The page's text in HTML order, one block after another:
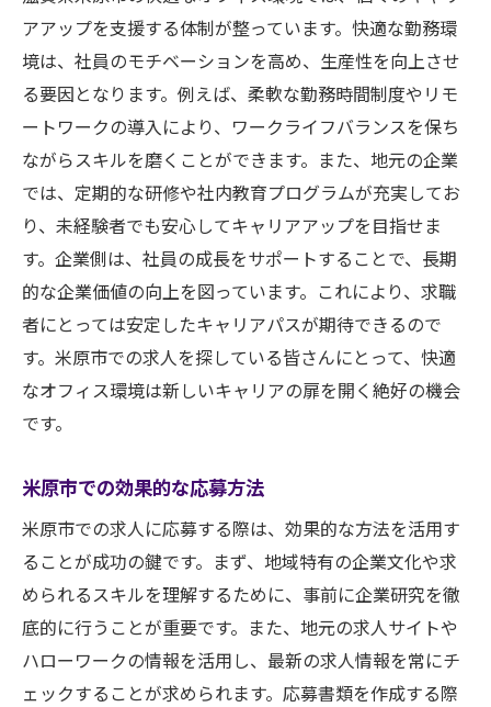
アアップを支援する体制が整っています。快適な勤務環
境は、社員のモチベーションを高め、生産性を向上させ
る要因となります。例えば、柔軟な勤務時間制度やリモ
ートワークの導入により、ワークライフバランスを保ち
ながらスキルを磨くことができます。また、地元の企業
では、定期的な研修や社内教育プログラムが充実してお
り、未経験者でも安心してキャリアアップを目指せま
す。企業側は、社員の成長をサポートすることで、長期
的な企業価値の向上を図っています。これにより、求職
者にとっては安定したキャリアパスが期待できるので
す。米原市での求人を探している皆さんにとって、快適
なオフィス環境は新しいキャリアの扉を開く絶好の機会
です。
米原市での効果的な応募方法
米原市での求人に応募する際は、効果的な方法を活用す
ることが成功の鍵です。まず、地域特有の企業文化や求
められるスキルを理解するために、事前に企業研究を徹
底的に行うことが重要です。また、地元の求人サイトや
ハローワークの情報を活用し、最新の求人情報を常にチ
ェックすることが求められます。応募書類を作成する際